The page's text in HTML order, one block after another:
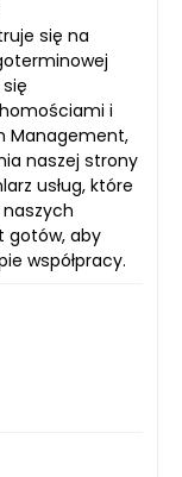
się na
i
Management,
naszej strony
usług, które
gotów, aby
współpracy.